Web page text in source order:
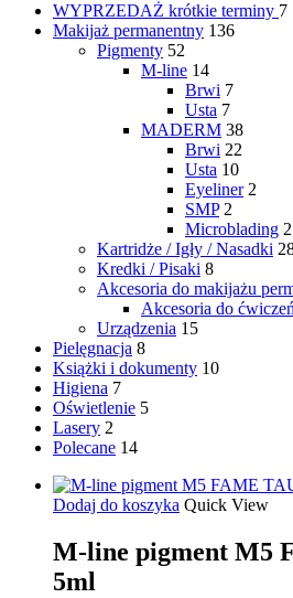
WYPRZEDAŻ krótkie terminy 7
Makijaż permanentny 136
Pigmenty 52
M-line 14
Brwi 7
Usta 7
MADERM 38
Brwi 22
Usta 10
Eyeliner 2
SMP 2
Microblading 2
Kartridże / Igły / Nasadki
Kredki / Pisaki 8
Akcesoria do makijażu
Akcesoria do
Urządzenia 15
Pielęgnacja 8
Książki i dokumenty 10
Higiena 7
Oświetlenie 5
Lasery 2
Polecane 14
Dodaj do koszyka Quick View
M-line pigment M5
5ml